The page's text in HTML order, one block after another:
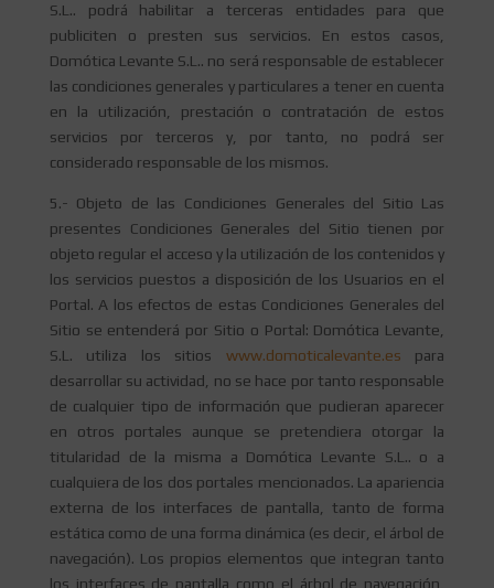
S.L.. podrá habilitar a terceras entidades para que
publiciten o presten sus servicios. En estos casos,
Domótica Levante S.L.. no será responsable de establecer
las condiciones generales y particulares a tener en cuenta
en la utilización, prestación o contratación de estos
servicios por terceros y, por tanto, no podrá ser
considerado responsable de los mismos.
5.- Objeto de las Condiciones Generales del Sitio Las
presentes Condiciones Generales del Sitio tienen por
objeto regular el acceso y la utilización de los contenidos y
los servicios puestos a disposición de los Usuarios en el
Portal. A los efectos de estas Condiciones Generales del
Sitio se entenderá por Sitio o Portal: Domótica Levante,
S.L. utiliza los sitios www.domoticalevante.es para
desarrollar su actividad, no se hace por tanto responsable
de cualquier tipo de información que pudieran aparecer
en otros portales aunque se pretendiera otorgar la
titularidad de la misma a Domótica Levante S.L.. o a
cualquiera de los dos portales mencionados. La apariencia
externa de los interfaces de pantalla, tanto de forma
estática como de una forma dinámica (es decir, el árbol de
navegación). Los propios elementos que integran tanto
los interfaces de pantalla como el árbol de navegación,